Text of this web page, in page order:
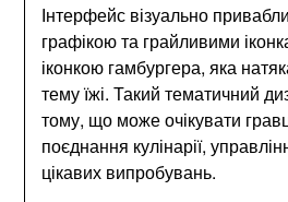
Інтерфейс візуально
графікою та грайливими
іконкою гамбургера, яка
тему їжі. Такий тематичний
тому, що може очікувати
поєднання кулінарії,
цікавих випробувань.